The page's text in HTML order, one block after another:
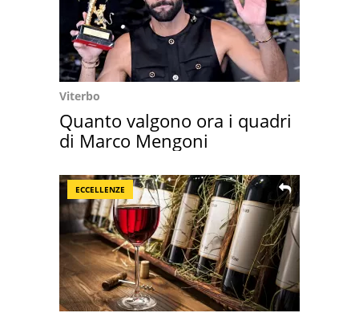
Viterbo
Quanto valgono ora i quadri
di Marco Mengoni
ECCELLENZE